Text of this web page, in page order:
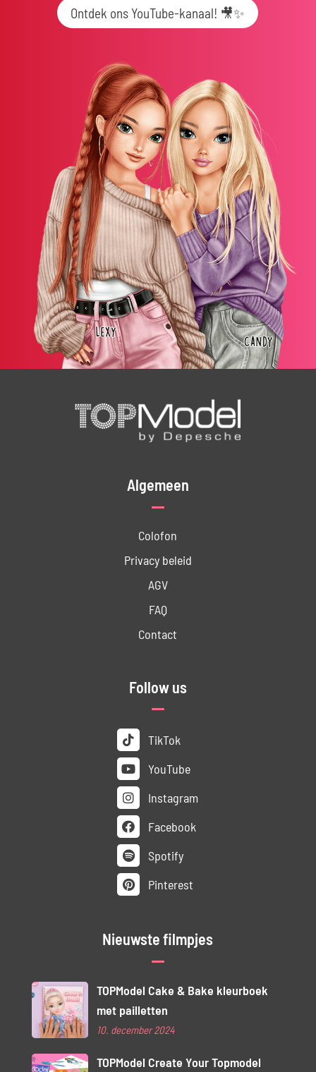
Ontdek ons YouTube-kanaal! 🎥✨
Algemeen
Colofon
Privacy beleid
AGV
FAQ
Contact
Follow us
TikTok
YouTube
Instagram
Facebook
Spotify
Pinterest
Nieuwste filmpjes
TOPModel Cake & Bake kleurboek
met pailletten
10. december 2024
TOPModel Create Your Topmodel